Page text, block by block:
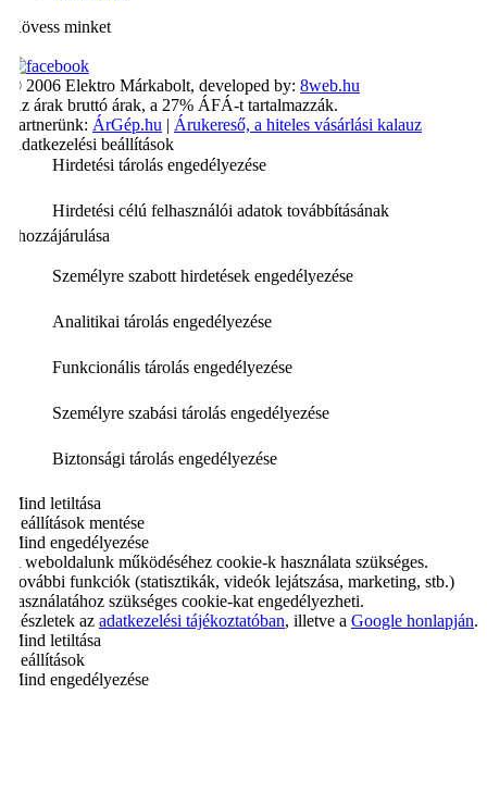
Kövess minket
© 2006 Elektro Márkabolt, developed by: 8web.hu
Az árak bruttó árak, a 27% ÁFÁ-t tartalmazzák.
Partnerünk: ÁrGép.hu | Árukereső, a hiteles vásárlási kalauz
Adatkezelési beállítások
Hirdetési tárolás engedélyezése
Hirdetési célú felhasználói adatok továbbításának
hozzájárulása
Személyre szabott hirdetések engedélyezése
Analitikai tárolás engedélyezése
Funkcionális tárolás engedélyezése
Személyre szabási tárolás engedélyezése
Biztonsági tárolás engedélyezése
Mind letiltása
Beállítások mentése
Mind engedélyezése
A weboldalunk működéséhez cookie-k használata szükséges.
További funkciók (statisztikák, videók lejátszása, marketing, stb.)
használatához szükséges cookie-kat engedélyezheti.
Részletek az adatkezelési tájékoztatóban, illetve a Google honlapján.
Mind letiltása
Beállítások
Mind engedélyezése